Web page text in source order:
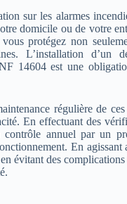
sur les alarmes
domicile ou de votre
protégez non
L’installation d’un
14604 est une
régulière de
En effectuant des
annuel par un
En agissant
évitant des